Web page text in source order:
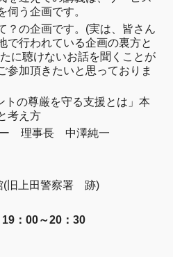
伺う企画です。
？の企画です。(実は、皆さん
で行われている企画の裏方と
に聴けないお話を聞くことが
参加頂きたいと思っておりま
トの尊厳を守る支援とは」本
考え方
ー 理事長 中澤純一
(旧上田警察署 跡)
：00～20：30